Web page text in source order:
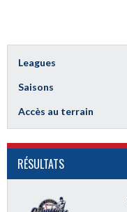
Leagues
Saisons
Accès au terrain
RÉSULTATS